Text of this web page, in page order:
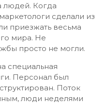
людей. Когда
сделали из
приезжать весьма
мира. Не
просто не могли.
специальная
Персонал был
Поток
люди неделями